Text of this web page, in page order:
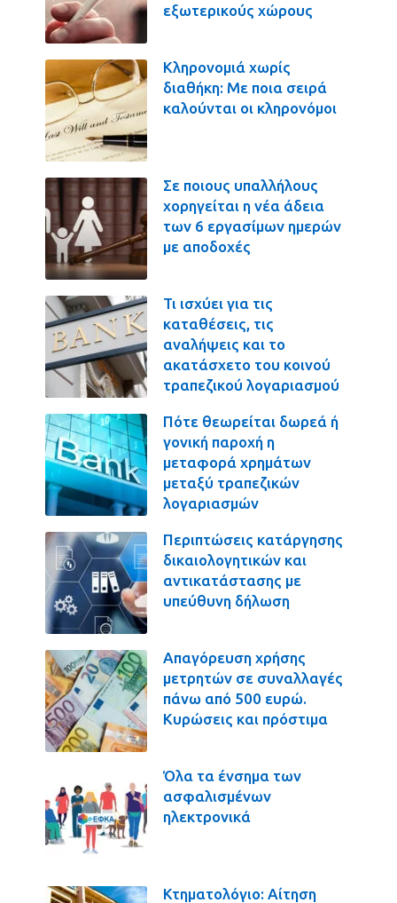
εξωτερικούς χώρους
Κληρονομιά χωρίς
διαθήκη: Με ποια σειρά
καλούνται οι κληρονόμοι
Σε ποιους υπαλλήλους
χορηγείται η νέα άδεια
των 6 εργασίμων ημερών
με αποδοχές
Τι ισχύει για τις
καταθέσεις, τις
αναλήψεις και το
ακατάσχετο του κοινού
τραπεζικού λογαριασμού
Πότε θεωρείται δωρεά ή
γονική παροχή η
μεταφορά χρημάτων
μεταξύ τραπεζικών
λογαριασμών
Περιπτώσεις κατάργησης
δικαιολογητικών και
αντικατάστασης με
υπεύθυνη δήλωση
Απαγόρευση χρήσης
μετρητών σε συναλλαγές
πάνω από 500 ευρώ.
Κυρώσεις και πρόστιμα
Όλα τα ένσημα των
ασφαλισμένων
ηλεκτρονικά
Κτηματολόγιο: Αίτηση